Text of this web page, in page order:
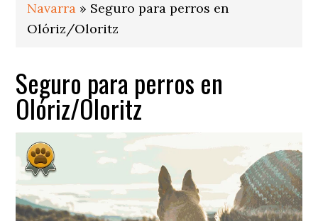
Navarra » Seguro para perros en
Olóriz/Oloritz
Seguro para perros en
Olóriz/Oloritz